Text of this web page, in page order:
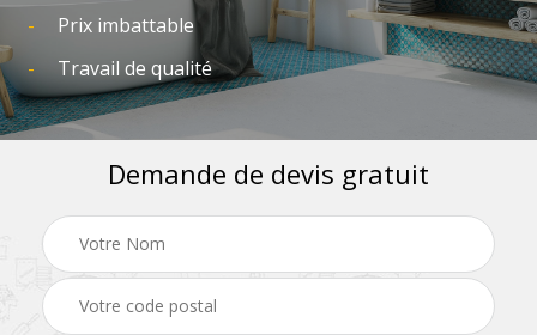
Prix imbattable
Travail de qualité
Demande de devis gratuit